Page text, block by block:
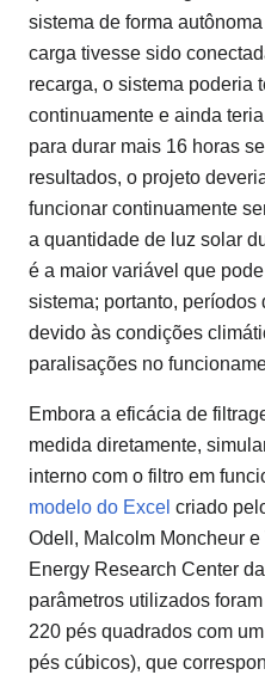
sistema de forma
carga tivesse sido
recarga, o sistema poderia
continuamente e ainda
para durar mais 16 horas
resultados, o projeto
funcionar continuamente
a quantidade de luz solar
é a maior variável que
sistema; portanto,
devido às condições
paralisações no
Embora a eficácia de
medida diretamente,
interno com o filtro em
modelo do Excel criado
Odell, Malcolm Moncheur
Energy Research Center
parâmetros utilizados
220 pés quadrados com
pés cúbicos), que